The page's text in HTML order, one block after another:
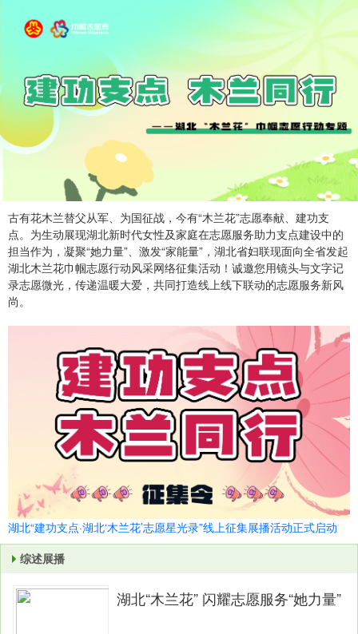
古有花木兰替父从军、为国征战，今有“木兰花”志愿奉献、建功支
点。为生动展现湖北新时代女性及家庭在志愿服务助力支点建设中的
担当作为，凝聚“她力量”、激发“家能量”，湖北省妇联现面向全省发起
湖北木兰花巾帼志愿行动风采网络征集活动！诚邀您用镜头与文字记
录志愿微光，传递温暖大爱，共同打造线上线下联动的志愿服务新风
尚。
湖北“建功支点·湖北‘木兰花’志愿星光录”线上征集展播活动正式启动
综述展播
湖北“木兰花” 闪耀志愿服务“她力量”